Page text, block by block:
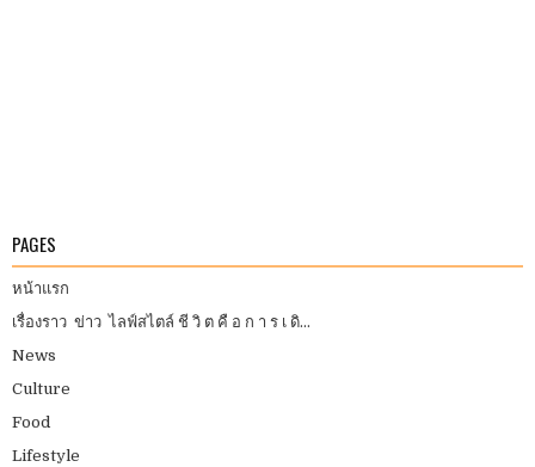
PAGES
หน้าแรก
เรื่องราว ข่าว ไลฟ์สไตล์ ชี วิ ต คื อ ก า ร เ ดิ...
News
Culture
Food
Lifestyle